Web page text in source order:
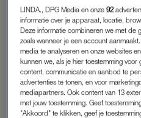
denken”, vertelt ze 25 jaar later
STEUN
“Er hangt een soort wolk boven
vond het moeilijk om mijn
tegelijkertijd waren zij een
chemokuren lag mijn moeder
LINDA., DPG Media en onze92
informatie over je apparaat, locatie,
Deze informatie combineren we met de
zoals wanneer je een account
media te analyseren en onze websites
kunnen we, als je hier toestemming
content, communicatie en aanbod te
advertenties te tonen, en voor
mediapartners. Ook content van 13
met jouw toestemming. Geef
"Akkoord" te klikken, geef je